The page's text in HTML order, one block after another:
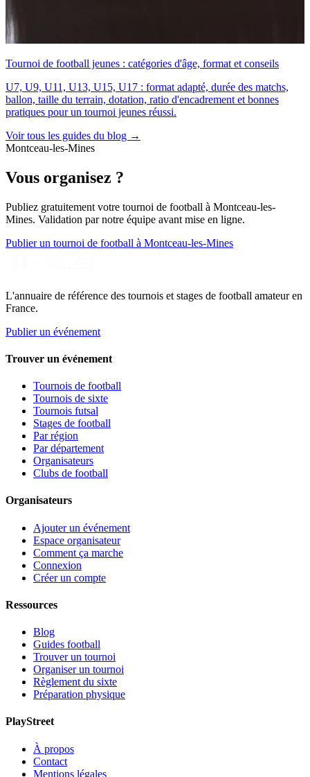
Tournoi de football jeunes : catégories d'âge, format et conseils
U7, U9, U11, U13, U15, U17 : format adapté, durée des matchs,
ballon, taille du terrain, dotation, ratio d'encadrement et bonnes
pratiques pour un tournoi jeunes réussi.
Voir tous les guides du blog →
Montceau-les-Mines
Vous organisez ?
Publiez gratuitement votre tournoi de football à Montceau-les-
Mines. Validation par notre équipe avant mise en ligne.
Publier un tournoi de football à Montceau-les-Mines
L'annuaire de référence des tournois et stages de football amateur en
France.
Publier un événement
Trouver un événement
Tournois de football
Tournois de sixte
Tournois futsal
Stages de football
Par région
Par département
Organisateurs
Clubs de football
Organisateurs
Ajouter un événement
Espace organisateur
Comment ça marche
Connexion
Créer un compte
Ressources
Blog
Guides football
Trouver un tournoi
Organiser un tournoi
Règlement du sixte
Préparation physique
PlayStreet
À propos
Contact
Mentions légales